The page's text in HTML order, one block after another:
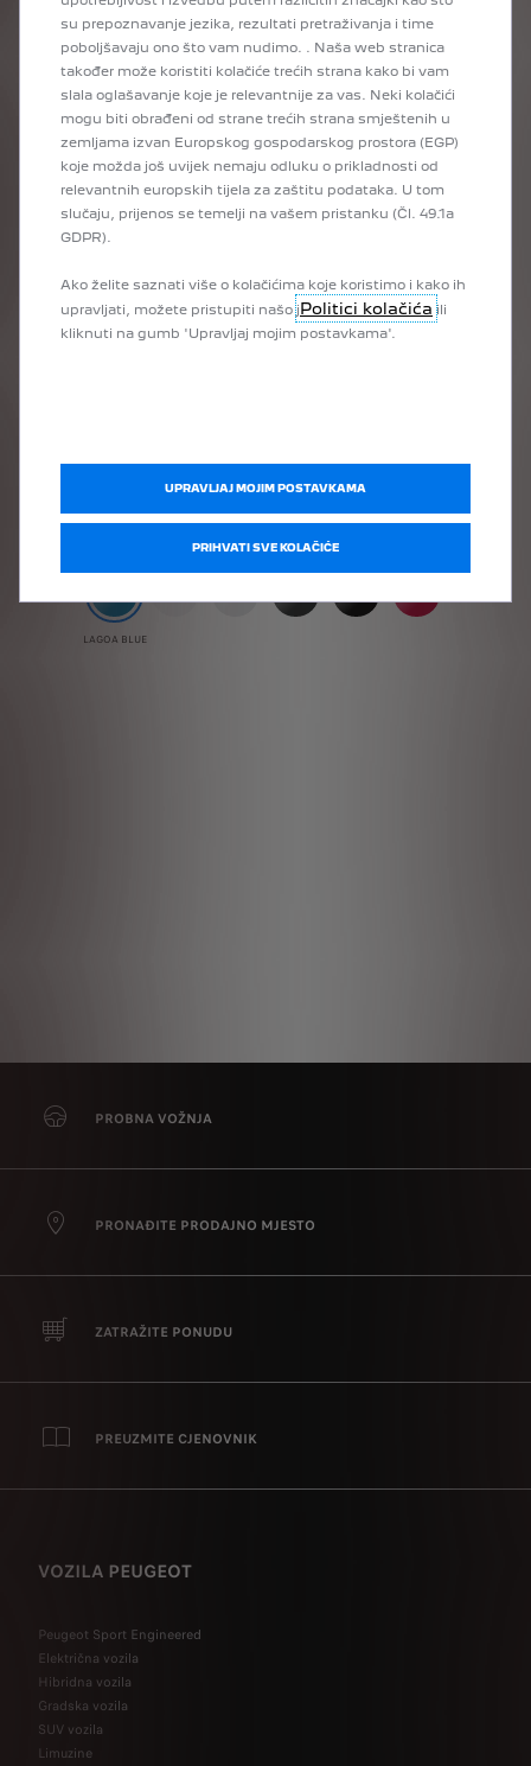
LAGOA BLUE
PROBNA VOŽNJA
PRONAĐITE PRODAJNO MJESTO
ZATRAŽITE PONUDU
PREUZMITE CJENOVNIK
VOZILA PEUGEOT
Peugeot Sport Engineered
Električna vozila
Hibridna vozila
Gradska vozila
SUV vozila
Limuzine
su prepoznavanje jezika, rezultati pretraživanja i time
poboljšavaju ono što vam nudimo. . Naša web stranica
također može koristiti kolačiće trećih strana kako bi vam
slala oglašavanje koje je relevantnije za vas. Neki kolačići
mogu biti obrađeni od strane trećih strana smještenih u
zemljama izvan Europskog gospodarskog prostora (EGP)
koje možda još uvijek nemaju odluku o prikladnosti od
relevantnih europskih tijela za zaštitu podataka. U tom
slučaju, prijenos se temelji na vašem pristanku (Čl. 49.1a
GDPR).
Ako želite saznati više o kolačićima koje koristimo i kako ih
upravljati, možete pristupiti našo jPolitici kolačića ili
kliknuti na gumb 'Upravljaj mojim postavkama'.
UPRAVLJAJ MOJIM POSTAVKAMA
PRIHVATI SVE KOLAČIĆE